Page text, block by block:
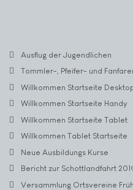
Ausflug der Jugendlichen
Tommler-, Pfeifer- und
Willkommen Startseite
Willkommen Startseite Handy
Willkommen Startseite Tablet
Willkommen Tablet Startseite
Neue Ausbildungs Kurse
Bericht zur Schottlandfahrt
Versammlung Ortsvereine